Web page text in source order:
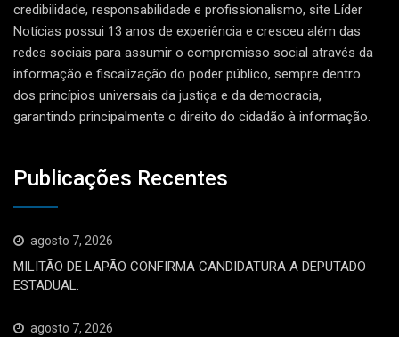
credibilidade, responsabilidade e profissionalismo, site Líder
Notícias possui 13 anos de experiência e cresceu além das
redes sociais para assumir o compromisso social através da
informação e fiscalização do poder público, sempre dentro
dos princípios universais da justiça e da democracia,
garantindo principalmente o direito do cidadão à informação.
Publicações Recentes
agosto 7, 2026
MILITÃO DE LAPÃO CONFIRMA CANDIDATURA A DEPUTADO
ESTADUAL.
agosto 7, 2026